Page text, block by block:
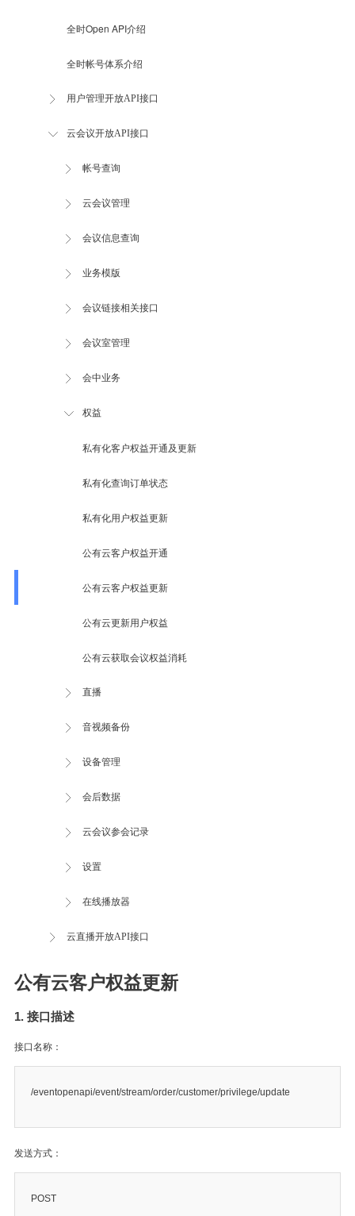
全时Open API介绍
全时帐号体系介绍
用户管理开放API接口
云会议开放API接口
帐号查询
云会议管理
会议信息查询
业务模版
会议链接相关接口
会议室管理
会中业务
权益
私有化客户权益开通及更新
私有化查询订单状态
私有化用户权益更新
公有云客户权益开通
公有云客户权益更新
公有云更新用户权益
公有云获取会议权益消耗
直播
音视频备份
设备管理
会后数据
云会议参会记录
设置
在线播放器
云直播开放API接口
公有云客户权益更新
1. 接口描述
接口名称：
/eventopenapi/event/stream/order/customer/privilege/update
发送方式：
POST